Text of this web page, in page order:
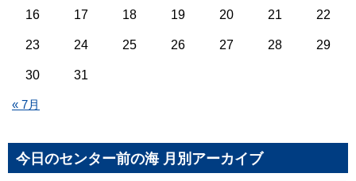
« 7月
16 17 18 19 20 21 22
23 24 25 26 27 28 29
30 31
今日のセンター前の海 月別アーカイブ